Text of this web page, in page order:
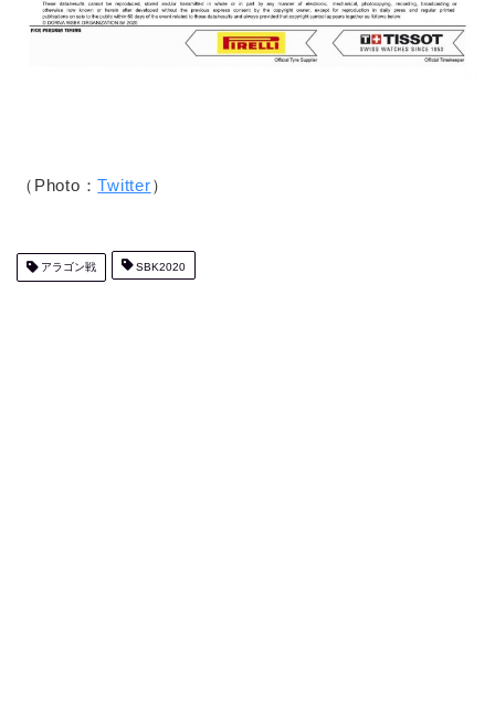
（Photo：Twitter）
アラゴン戦 SBK2020